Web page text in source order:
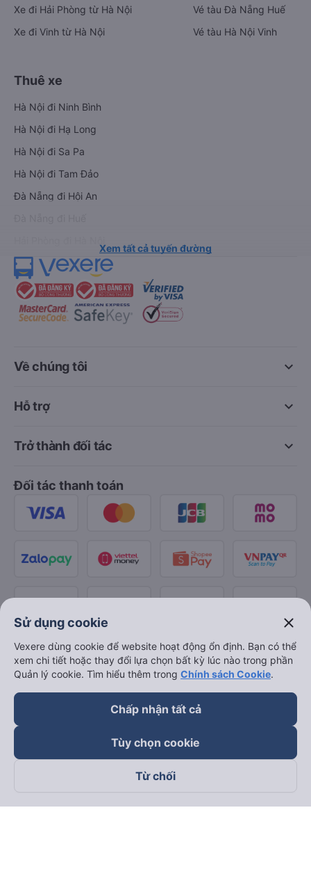
Xe đi Hải Phòng từ Hà Nội
Xe đi Vinh từ Hà Nội
Vé tàu Đà Nẵng Huế
Vé tàu Hà Nội Vinh
Thuê xe
Hà Nội đi Ninh Bình
Hà Nội đi Hạ Long
Hà Nội đi Sa Pa
Hà Nội đi Tam Đảo
Đà Nẵng đi Hội An
Xem tất cả tuyến đường
keyboard_arrow_down
Về chúng tôi
keyboard_arrow_down
Hỗ trợ
keyboard_arrow_down
Trở thành đối tác
Đối tác thanh toán
Theo dõi chúng tôi trên
Sử dụng cookie close
Vexere dùng cookie để website hoạt động ổn định. Bạn có thể
xem chi tiết hoặc thay đổi lựa chọn bất kỳ lúc nào trong phần
Quản lý cookie. Tìm hiểu thêm trong Chính sách Cookie.
Chấp nhận tất cả
Tùy chọn cookie
Từ chối